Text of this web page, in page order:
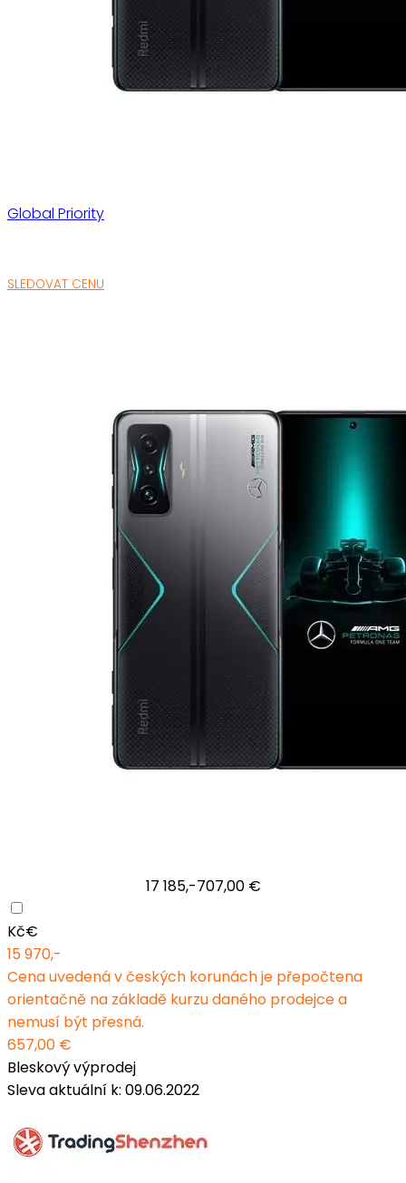
Global Priority
SLEDOVAT CENU
17 185,-707,00 €
Kč€
15 970,-
Cena uvedená v českých korunách je přepočtena
orientačně na základě kurzu daného prodejce a
nemusí být přesná.
657,00 €
Bleskový výprodej
Sleva aktuální k: 09.06.2022